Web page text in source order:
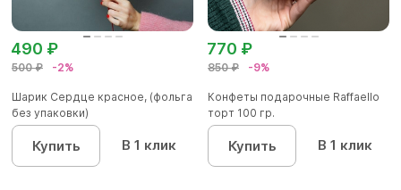
500 ₽ -2%
490 ₽
Шарик Сердце красное, (фольга
без упаковки)
Купить В 1 клик
850 ₽ -9%
770 ₽
Конфеты подарочные Raffaello
торт 100 гр.
Купить В 1 клик